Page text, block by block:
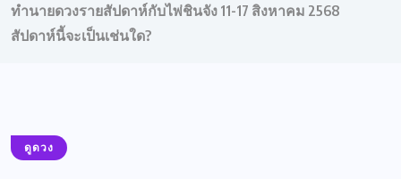
ทำนายดวงรายสัปดาห์กับไพ่ชินจัง 11-17 สิงหาคม 2568
สัปดาห์นี้จะเป็นเช่นใด?
ดูดวง